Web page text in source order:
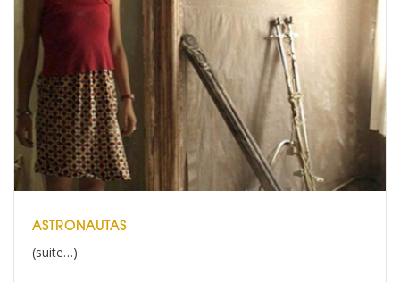
ASTRONAUTAS
(suite…)